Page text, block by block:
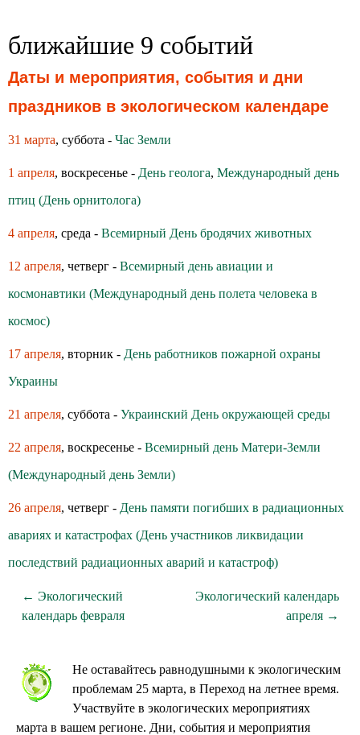
ближайшие 9 событий
Даты и мероприятия, события и дни
праздников в экологическом календаре
31 марта, суббота - Час Земли
1 апреля, воскресенье - День геолога, Международный день
птиц (День орнитолога)
4 апреля, среда - Всемирный День бродячих животных
12 апреля, четверг - Всемирный день авиации и
космонавтики (Международный день полета человека в
космос)
17 апреля, вторник - День работников пожарной охраны
Украины
21 апреля, суббота - Украинский День окружающей среды
22 апреля, воскресенье - Всемирный день Матери-Земли
(Международный день Земли)
26 апреля, четверг - День памяти погибших в радиационных
авариях и катастрофах (День участников ликвидации
последствий радиационных аварий и катастроф)
← Экологический
календарь февраля
Экологический календарь
апреля →
Не оставайтесь равнодушными к экологическим
проблемам 25 марта, в Переход на летнее время.
Участвуйте в экологических мероприятиях
марта в вашем регионе. Дни, события и мероприятия